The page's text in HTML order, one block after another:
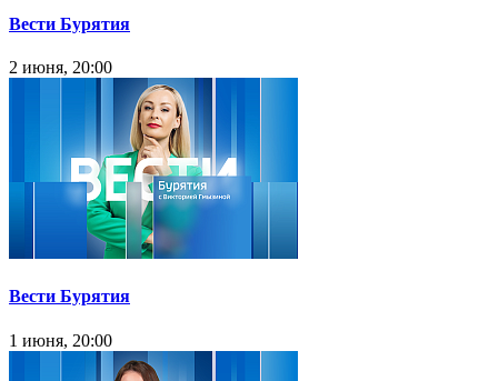
Вести Бурятия
2 июня, 20:00
Вести Бурятия
1 июня, 20:00